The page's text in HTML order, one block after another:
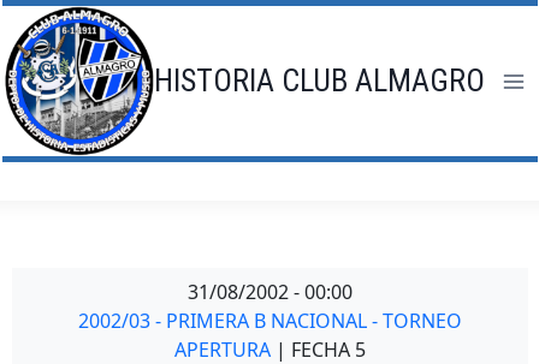
Saltar
al
contenido
HISTORIA CLUB ALMAGRO
31/08/2002 - 00:00
2002/03 - PRIMERA B NACIONAL - TORNEO
APERTURA | FECHA 5